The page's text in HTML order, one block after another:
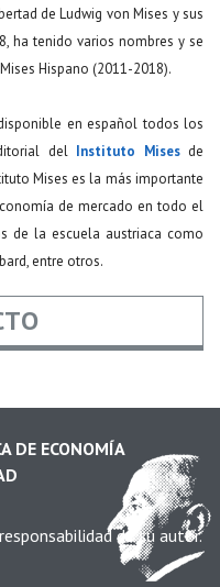
de Ludwig von Mises y sus
ha tenido varios nombres y se
Hispano (2011-2018).
en español todos los
del Instituto Misesde
Mises es la más importante
de mercado en todo el
de la escuela austriaca como
entre otros.
DE ECONOMÍA
de su autor.